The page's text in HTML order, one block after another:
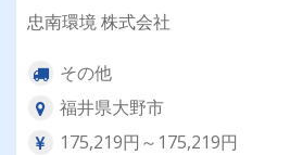
忠南環境 株式会社
その他
福井県大野市
175,219円～175,219円